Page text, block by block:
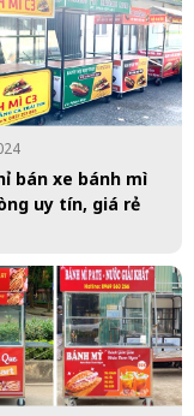
bán xe bánh mì
uy tín, giá rẻ